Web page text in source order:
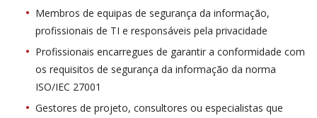
Membros de equipas de segurança da informação,
profissionais de TI e responsáveis pela privacidade
Profissionais encarregues de garantir a conformidade com
os requisitos de segurança da informação da norma
ISO/IEC 27001
Gestores de projeto, consultores ou especialistas que